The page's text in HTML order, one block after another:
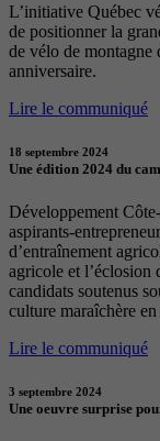
L’initiative Québec
de positionner la
de vélo de montagne
anniversaire.
Lire le communiqué
18 septembre 2024
Une édition 2024 du
Développement
aspirants-
d’entraînement
agricole et l’éclosion
candidats soutenus
culture maraîchère
Lire le communiqué
3 septembre 2024
Une oeuvre surprise